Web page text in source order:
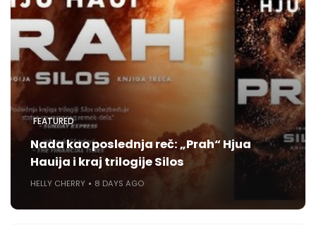
FEATURED
Nada kao poslednja reč: „Prah“ Hjua
Hauija i kraj trilogije Silos
HELLY CHERRY 8 DAYS AGO